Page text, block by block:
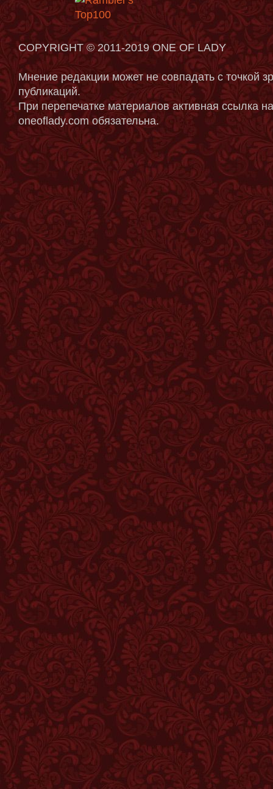
COPYRIGHT © 2011-2019 ONE OF LADY
Мнение редакции может не совпадать с точкой
публикаций.
При перепечатке материалов активная ссылка
oneoflady.com обязательна.